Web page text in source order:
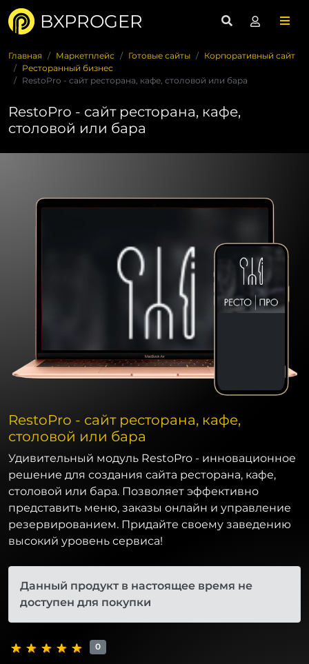
BXPROGER
Главная Маркетплейс Готовые сайты
Корпоративный сайт
Ресторанный бизнес
RestoPro - сайт ресторана, кафе, столовой или бара
RestoPro - сайт ресторана, кафе,
столовой или бара
RestoPro - сайт ресторана, кафе,
столовой или бара
Удивительный модуль RestoPro - инновационное
решение для создания сайта ресторана, кафе,
столовой или бара. Позволяет эффективно
представить меню, заказы онлайн и управление
резервированием. Придайте своему заведению
высокий уровень сервиса!
Данный продукт в настоящее время не
доступен для покупки
0